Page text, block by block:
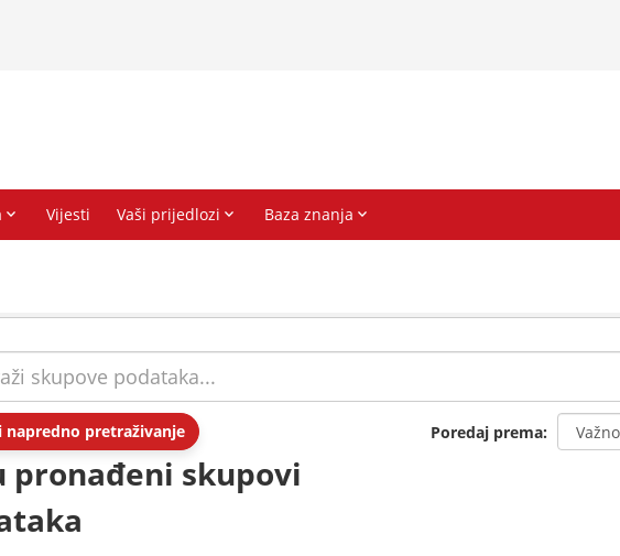
napredno pretraživanje Poredaj prema
pronađeni skupovi